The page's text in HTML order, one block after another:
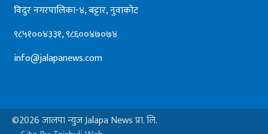
विदुर नगरपालिका-४, बट्टार, नुवाकोट
९८५१००४३३१, ९८६००४७०७४
info@jalapanews.com
©2026 जालपा न्युज Jalapa News प्रा. लि.